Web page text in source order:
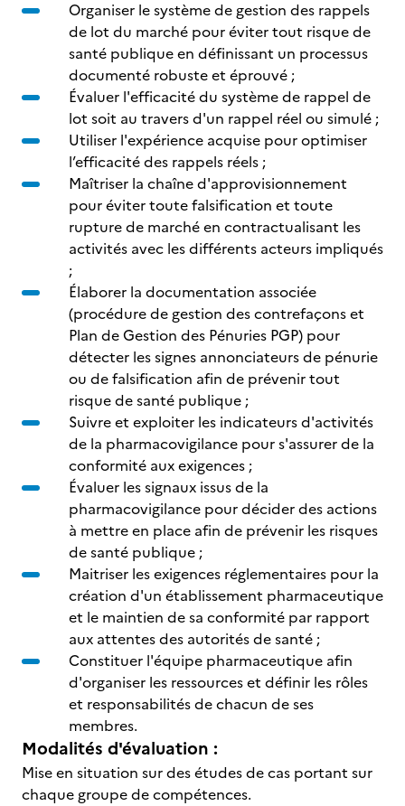
Organiser le système de gestion des rappels
de lot du marché pour éviter tout risque de
santé publique en définissant un processus
documenté robuste et éprouvé ;
Évaluer l'efficacité du système de rappel de
lot soit au travers d'un rappel réel ou simulé ;
Utiliser l'expérience acquise pour optimiser
l’efficacité des rappels réels ;
Maîtriser la chaîne d'approvisionnement
pour éviter toute falsification et toute
rupture de marché en contractualisant les
activités avec les différents acteurs impliqués
;
Élaborer la documentation associée
(procédure de gestion des contrefaçons et
Plan de Gestion des Pénuries PGP) pour
détecter les signes annonciateurs de pénurie
ou de falsification afin de prévenir tout
risque de santé publique ;
Suivre et exploiter les indicateurs d'activités
de la pharmacovigilance pour s'assurer de la
conformité aux exigences ;
Évaluer les signaux issus de la
pharmacovigilance pour décider des actions
à mettre en place afin de prévenir les risques
de santé publique ;
Maitriser les exigences réglementaires pour la
création d'un établissement pharmaceutique
et le maintien de sa conformité par rapport
aux attentes des autorités de santé ;
Constituer l'équipe pharmaceutique afin
d'organiser les ressources et définir les rôles
et responsabilités de chacun de ses
membres.
Modalités d'évaluation :
Mise en situation sur des études de cas portant sur
chaque groupe de compétences.